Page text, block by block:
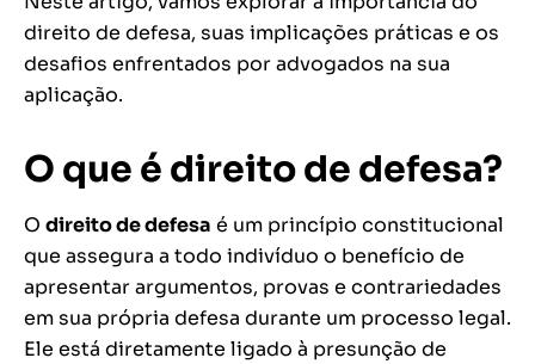
direito de defesa, suas implicações práticas e os
desafios enfrentados por advogados na sua
aplicação.
O que é direito de defesa?
O direito de defesa é um princípio constitucional
que assegura a todo indivíduo o benefício de
apresentar argumentos, provas e contrariedades
em sua própria defesa durante um processo legal.
Ele está diretamente ligado à presunção de